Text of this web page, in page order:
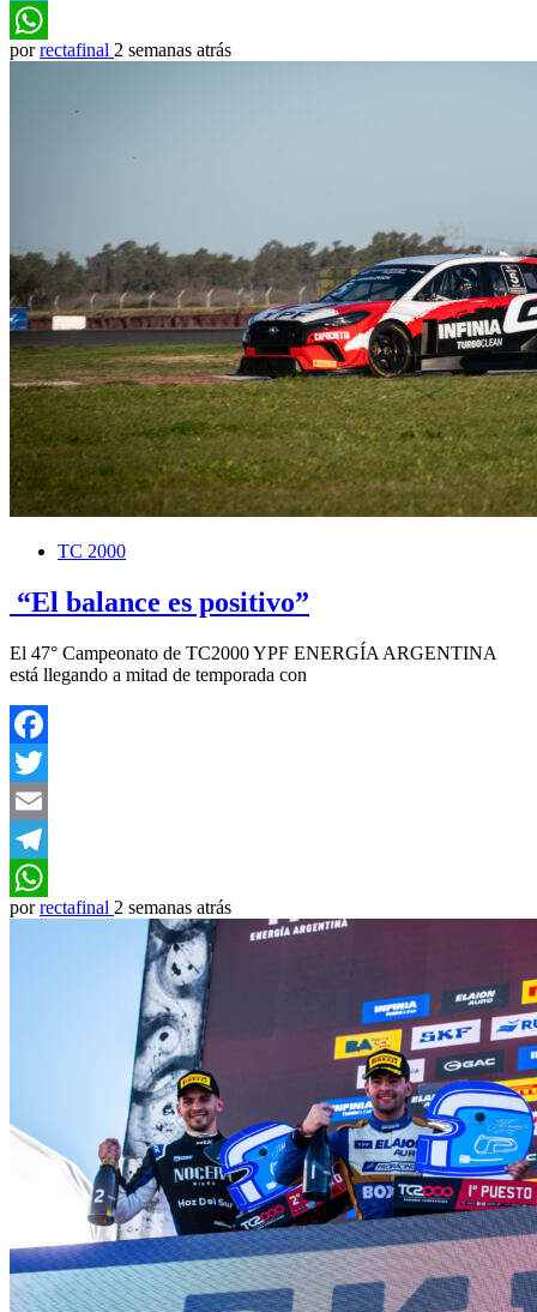
Telegram
WhatsApp
por rectafinal 2 semanas atrás
TC 2000
“El balance es positivo”
El 47° Campeonato de TC2000 YPF ENERGÍA ARGENTINA
está llegando a mitad de temporada con
Facebook
Twitter
Email
Telegram
WhatsApp
por rectafinal 2 semanas atrás